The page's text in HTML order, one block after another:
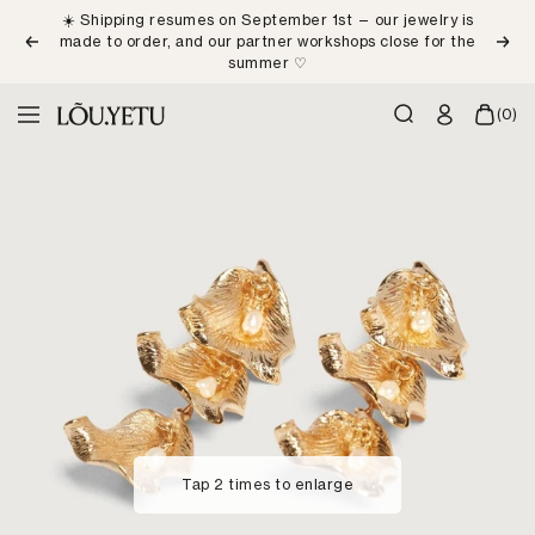
contentPrevious
☀️ Shipping resumes on September 1st — our jewelry is
made to order, and our partner workshops close for the
summer ♡
Next
NavigationLÕU.YETU
(0)